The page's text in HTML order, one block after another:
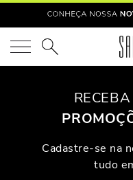
O que você está
Não
Verifique
Tente